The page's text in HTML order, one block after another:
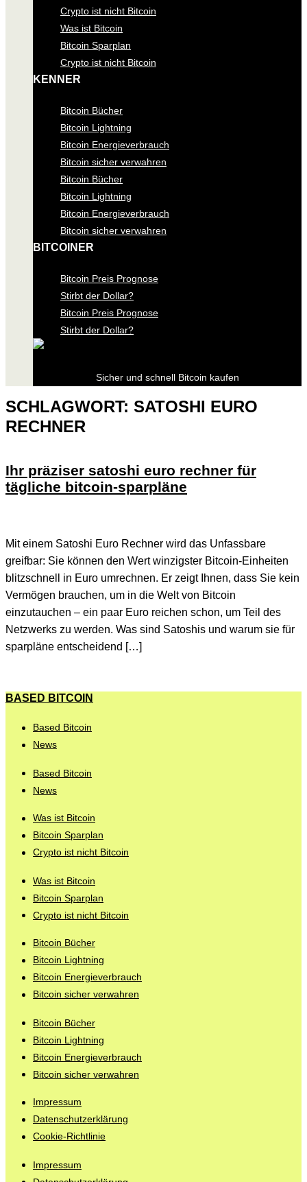
Crypto ist nicht Bitcoin
Was ist Bitcoin
Bitcoin Sparplan
Crypto ist nicht Bitcoin
KENNER
Bitcoin Bücher
Bitcoin Lightning
Bitcoin Energieverbrauch
Bitcoin sicher verwahren
Bitcoin Bücher
Bitcoin Lightning
Bitcoin Energieverbrauch
Bitcoin sicher verwahren
BITCOINER
Bitcoin Preis Prognose
Stirbt der Dollar?
Bitcoin Preis Prognose
Stirbt der Dollar?
Sicher und schnell Bitcoin kaufen
SCHLAGWORT: SATOSHI EURO
RECHNER
Ihr präziser satoshi euro rechner für
tägliche bitcoin-sparpläne
Mit einem Satoshi Euro Rechner wird das Unfassbare
greifbar: Sie können den Wert winzigster Bitcoin-Einheiten
blitzschnell in Euro umrechnen. Er zeigt Ihnen, dass Sie kein
Vermögen brauchen, um in die Welt von Bitcoin
einzutauchen – ein paar Euro reichen schon, um Teil des
Netzwerks zu werden. Was sind Satoshis und warum sie für
sparpläne entscheidend […]
BASED BITCOIN
Based Bitcoin
News
Based Bitcoin
News
Was ist Bitcoin
Bitcoin Sparplan
Crypto ist nicht Bitcoin
Was ist Bitcoin
Bitcoin Sparplan
Crypto ist nicht Bitcoin
Bitcoin Bücher
Bitcoin Lightning
Bitcoin Energieverbrauch
Bitcoin sicher verwahren
Bitcoin Bücher
Bitcoin Lightning
Bitcoin Energieverbrauch
Bitcoin sicher verwahren
Impressum
Datenschutzerklärung
Cookie-Richtlinie
Impressum